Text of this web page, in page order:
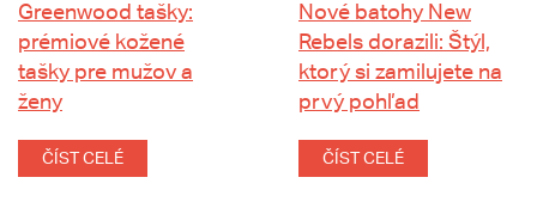
Greenwood tašky:
prémiové kožené
tašky pre mužov a
ženy
ČÍST CELÉ
Nové batohy New
Rebels dorazili: Štýl,
ktorý si zamilujete na
prvý pohľad
ČÍST CELÉ